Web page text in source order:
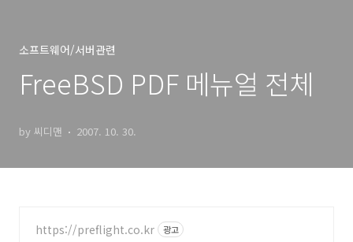
소프트웨어/서버관련
FreeBSD PDF 메뉴얼 전체
by 씨디맨 2007. 10. 30.
https://preflight.co.kr 광고